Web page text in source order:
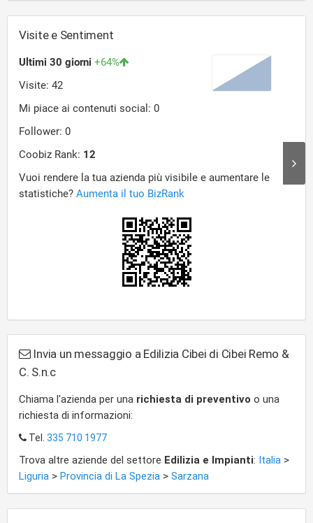
Visite e Sentiment
Invia un messaggio a Edilizia Cibei di Cibei Remo &
C. S.n.c
Chiama l'azienda per una richiesta di preventivo o una
richiesta di informazioni:
Tel. 335 710 1977
Trova altre aziende del settore Edilizia e Impianti: Italia >
Liguria > Provincia di La Spezia > Sarzana